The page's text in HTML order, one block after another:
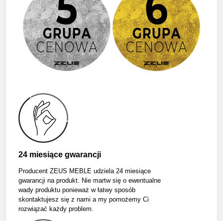
24 miesiące gwarancji
Producent ZEUS MEBLE udziela 24 miesiące
gwarancji na produkt. Nie martw się o ewentualne
wady produktu ponieważ w łatwy sposób
skontaktujesz się z nami a my pomożemy Ci
rozwiązać każdy problem.